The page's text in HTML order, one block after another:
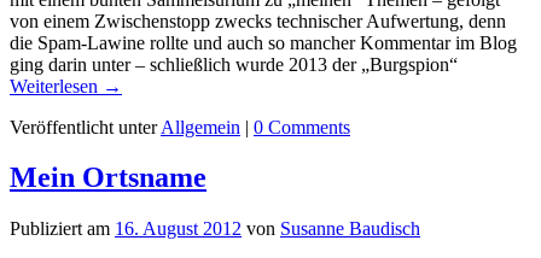
von einem Zwischenstopp zwecks technischer Aufwertung, denn
die Spam-Lawine rollte und auch so mancher Kommentar im Blog
ging darin unter – schließlich wurde 2013 der „Burgspion“
Weiterlesen →
Veröffentlicht unter Allgemein | 0 Comments
Mein Ortsname
Publiziert am 16. August 2012 von Susanne Baudisch